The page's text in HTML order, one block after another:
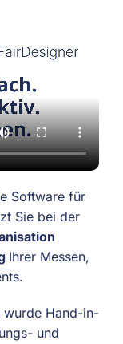
Software für
Sie bei der
Ihrer Messen,
wurde Hand-in-
und